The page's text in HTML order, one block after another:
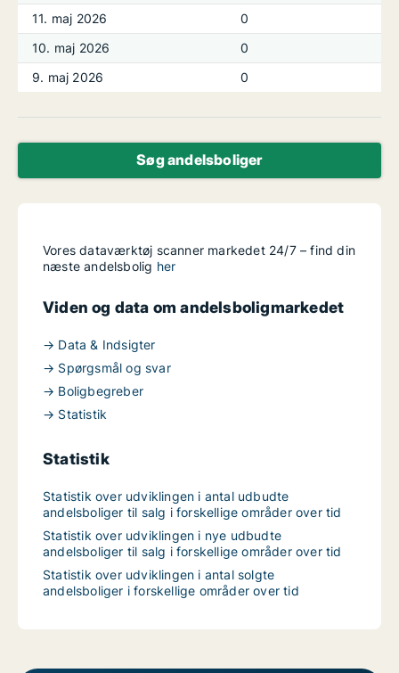
11. maj 2026
0
10. maj 2026
0
9. maj 2026
0
Søg andelsboliger
Vores dataværktøj scanner markedet 24/7 – find din
næste andelsbolig her
Viden og data om andelsboligmarkedet
→ Data & Indsigter
→ Spørgsmål og svar
→ Boligbegreber
→ Statistik
Statistik
Statistik over udviklingen i antal udbudte
andelsboliger til salg i forskellige områder over tid
Statistik over udviklingen i nye udbudte
andelsboliger til salg i forskellige områder over tid
Statistik over udviklingen i antal solgte
andelsboliger i forskellige områder over tid